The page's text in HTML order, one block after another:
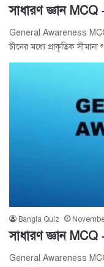
সাধারণ জ্ঞান
General Awareness
চীনের মধ্যে প্রাকৃতিক
Bangla Quiz
সাধারণ জ্ঞান
General Awareness